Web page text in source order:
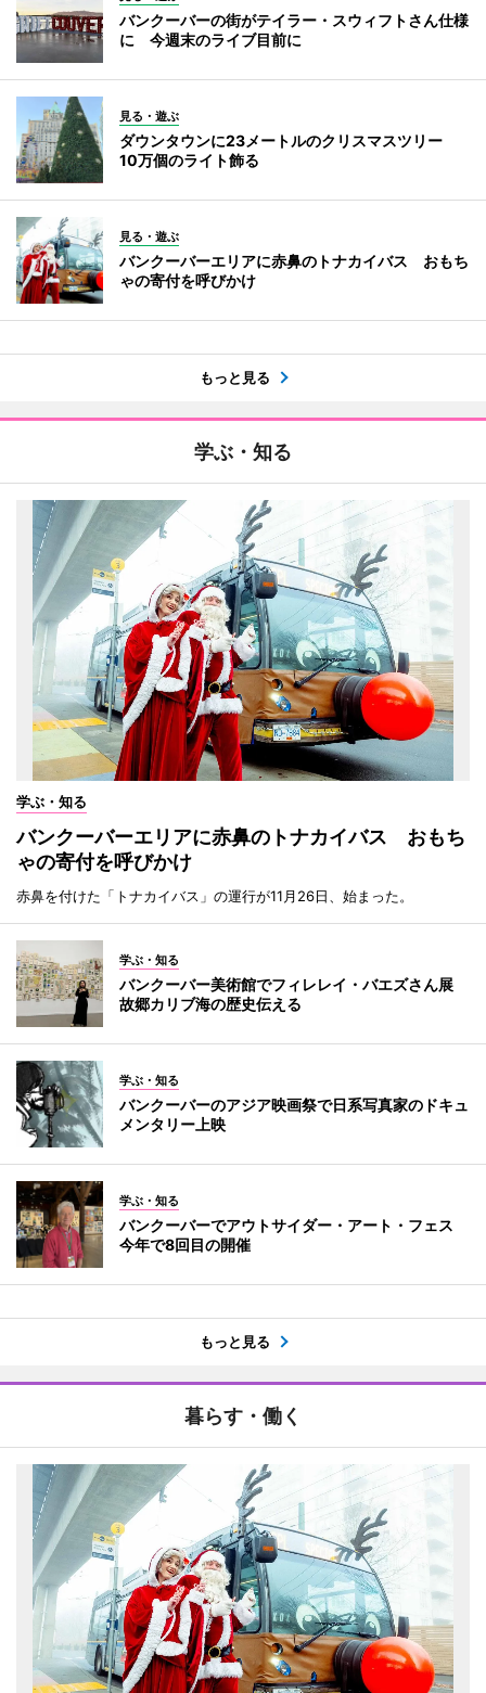
バンクーバーの街がテイラー・スウィフトさん仕様
に 今週末のライブ目前に
見る・遊ぶ
ダウンタウンに23メートルのクリスマスツリー
10万個のライト飾る
見る・遊ぶ
バンクーバーエリアに赤鼻のトナカイバス おもち
ゃの寄付を呼びかけ
もっと見る
学ぶ・知る
学ぶ・知る
バンクーバーエリアに赤鼻のトナカイバス おもち
ゃの寄付を呼びかけ
赤鼻を付けた「トナカイバス」の運行が11月26日、始まった。
学ぶ・知る
バンクーバー美術館でフィレレイ・バエズさん展
故郷カリブ海の歴史伝える
学ぶ・知る
バンクーバーのアジア映画祭で日系写真家のドキュ
メンタリー上映
学ぶ・知る
バンクーバーでアウトサイダー・アート・フェス
今年で8回目の開催
もっと見る
暮らす・働く